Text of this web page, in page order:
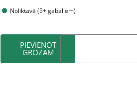
Noliktavā (5+ gabaliem)
PIEVIENOT
GROZAM